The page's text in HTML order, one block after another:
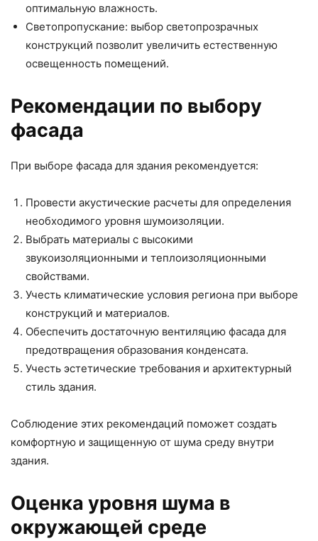
оптимальную влажность.
Светопропускание: выбор светопрозрачных
конструкций позволит увеличить естественную
освещенность помещений.
Рекомендации по выбору
фасада
При выборе фасада для здания рекомендуется:
Провести акустические расчеты для определения
необходимого уровня шумоизоляции.
Выбрать материалы с высокими
звукоизоляционными и теплоизоляционными
свойствами.
Учесть климатические условия региона при выборе
конструкций и материалов.
Обеспечить достаточную вентиляцию фасада для
предотвращения образования конденсата.
Учесть эстетические требования и архитектурный
стиль здания.
Соблюдение этих рекомендаций поможет создать
комфортную и защищенную от шума среду внутри
здания.
Оценка уровня шума в
окружающей среде